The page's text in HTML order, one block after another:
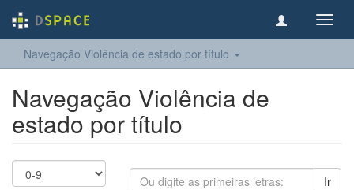
Navegação Violência de estado por título
Navegação Violência de
estado por título
Ir